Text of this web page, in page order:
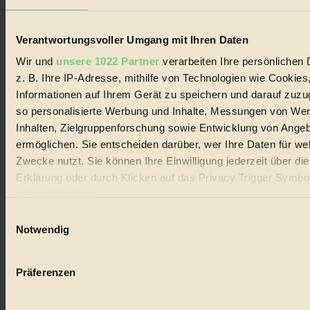
Verantwortungsvoller Umgang mit Ihren Daten
Wir und unsere 1022 Partner verarbeiten Ihre persönlichen
z. B. Ihre IP-Adresse, mithilfe von Technologien wie
Informationen auf Ihrem Gerät zu speichern und darauf
so personalisierte Werbung und Inhalte, Messungen von
Inhalten, Zielgruppenforschung sowie Entwicklung von
ermöglichen. Sie entscheiden darüber, wer Ihre Daten für
Zwecke nutzt. Sie können Ihre Einwilligung jederzeit über
Erklärung oder durch Klicken auf das Privacy Trigger
Wenn Sie es erlauben, würden wir auch gerne:
Ihr Gerät durch aktives Scannen nach bestimmten
Notwendig
Präferenzen
alternativer Energien.
Social Media
22.601 Fans auf Facebook
3.415 Follower auf Twitter
Themen
Bio